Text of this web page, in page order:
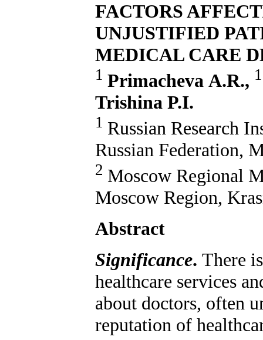
FACTORS
UNJUSTIFIED
MEDICAL CARE
1 Primacheva А.R.,
Trishina P.I.
1 Russian Research
Russian Federation,
2 Moscow Regional
Moscow Region,
Abstract
Significance. There
healthcare services
about doctors, often
reputation of